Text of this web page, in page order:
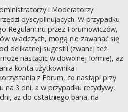
i Moderatorzy
dyscyplinujących. W przypadku
Regulaminu przez Forumowiczów,
władczych, mogą nie zawahać się
delikatnej sugestii (zwanej też
nastąpić w dowolnej formie), aż
konta użytkownika i
z Forum, co nastąpi przy
na 3 dni, a w przypadku recydywy,
aż do ostatniego bana, na